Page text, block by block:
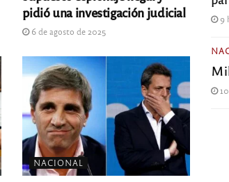
pidió una investigación judicial
6 de agosto de 2025
NACIONAL
9